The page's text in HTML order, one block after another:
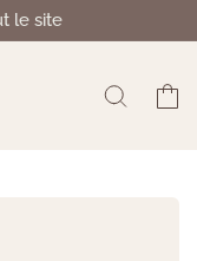
le site
Panier